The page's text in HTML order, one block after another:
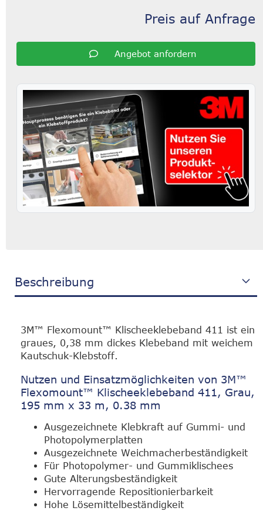
Preis auf Anfrage
Angebot anfordern
Beschreibung
3M™ Flexomount™ Klischeeklebeband 411 ist ein
graues, 0,38 mm dickes Klebeband mit weichem
Kautschuk-Klebstoff.
Nutzen und Einsatzmöglichkeiten von 3M™
Flexomount™ Klischeeklebeband 411, Grau,
195 mm x 33 m, 0.38 mm
Ausgezeichnete Klebkraft auf Gummi- und
Photopolymerplatten
Ausgezeichnete Weichmacherbeständigkeit
Für Photopolymer- und Gummiklischees
Gute Alterungsbeständigkeit
Hervorragende Repositionierbarkeit
Hohe Lösemittelbeständigkeit